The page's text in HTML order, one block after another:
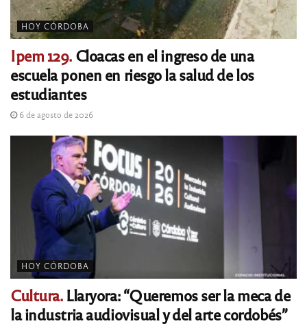
HOY CÓRDOBA
Ipem 129. Cloacas en el ingreso de una
escuela ponen en riesgo la salud de los
estudiantes
6 de agosto de 2026
HOY CÓRDOBA
Cultura.Llaryora: “Queremos ser la meca de
la industria audiovisual y del arte cordobés”